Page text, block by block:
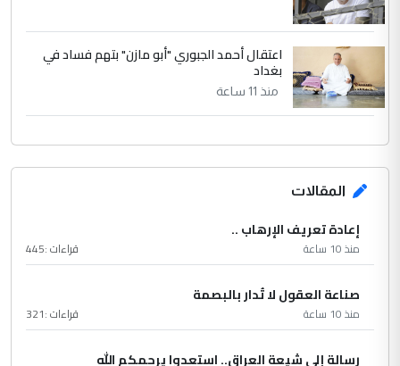
اعتقال أحمد الجبوري "أبو مازن" بتهم فساد في
بغداد
منذ 11 ساعة
المقالات
إعادة تعريف الإرهاب ..
منذ 10 ساعة قراءات :445
صناعة العقول لا تُدار بالبصمة
منذ 10 ساعة قراءات :321
رسالة إلى شيعة العراق.. استعدوا يرحمكم الله